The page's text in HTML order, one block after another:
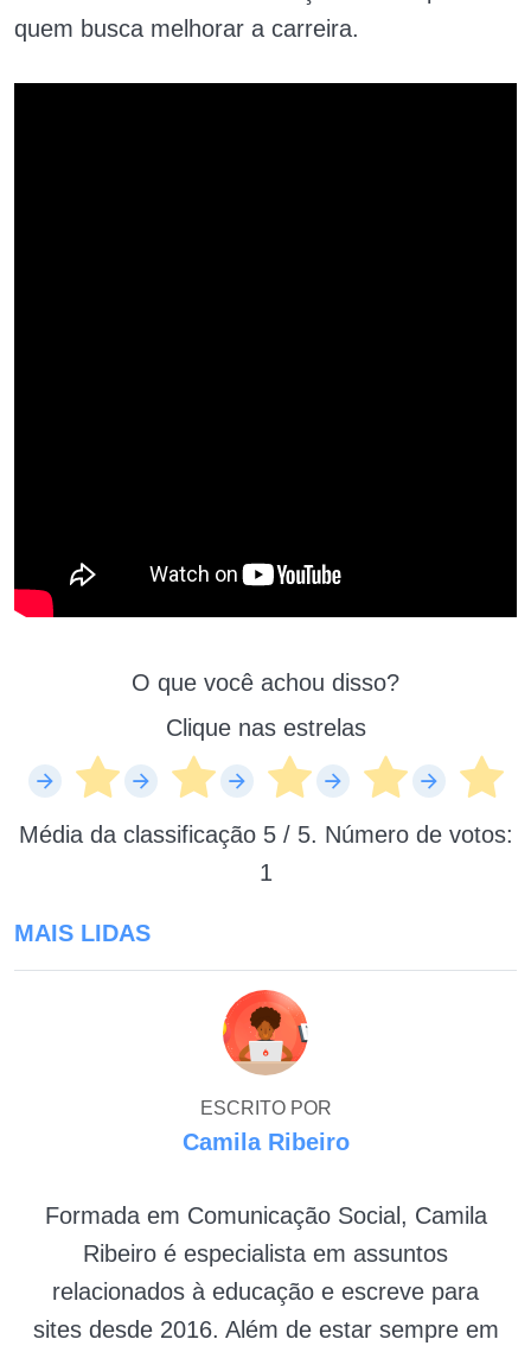
quem busca melhorar a carreira.
O que você achou disso?
Clique nas estrelas
Média da classificação 5/ 5. Número de votos:
1
MAIS LIDAS
ESCRITO POR
Camila Ribeiro
Formada em Comunicação Social, Camila
Ribeiro é especialista em assuntos
relacionados à educação e escreve para
sites desde 2016. Além de estar sempre em